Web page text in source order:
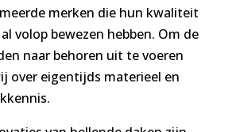
merken die hun kwaliteit
volop bewezen hebben. Om de
naar behoren uit te voeren
over eigentijds materieel en